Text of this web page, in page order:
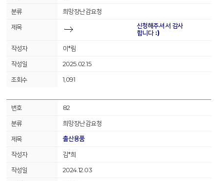
희망장난감요청
신청해주셔서 감사
합니다 :)
이*림
2025.02.15
1,091
82
희망장난감요청
출산용품
김*희
2024.12.03